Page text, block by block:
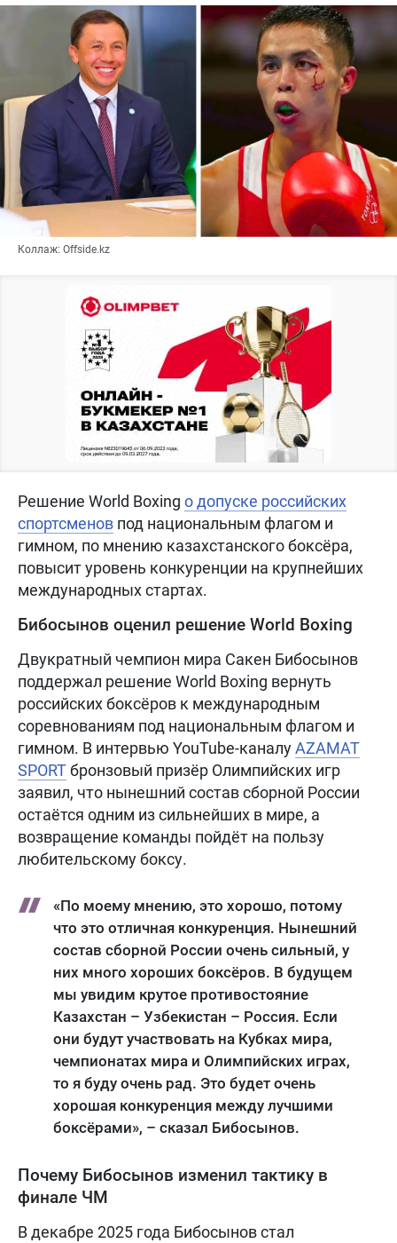
Коллаж: Offside.kz
Решение World Boxing о допуске российских
спортсменов под национальным флагом и
гимном, по мнению казахстанского боксёра,
повысит уровень конкуренции на крупнейших
международных стартах.
Бибосынов оценил решение World Boxing
Двукратный чемпион мира Сакен Бибосынов
поддержал решение World Boxing вернуть
российских боксёров к международным
соревнованиям под национальным флагом и
гимном. В интервью YouTube-каналуAZAMAT
SPORTбронзовый призёр Олимпийских игр
заявил, что нынешний состав сборной России
остаётся одним из сильнейших в мире, а
возвращение команды пойдёт на пользу
любительскому боксу.
«По моему мнению, это хорошо, потому
что это отличная конкуренция. Нынешний
состав сборной России очень сильный, у
них много хороших боксёров. В будущем
мы увидим крутое противостояние
Казахстан – Узбекистан – Россия. Если
они будут участвовать на Кубках мира,
чемпионатах мира и Олимпийских играх,
то я буду очень рад. Это будет очень
хорошая конкуренция между лучшими
боксёрами», – сказал Бибосынов.
Почему Бибосынов изменил тактику в
финале ЧМ
В декабре 2025 года Бибосынов стал